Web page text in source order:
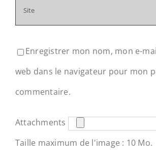
Enregistrer mon nom, mon e-
web dans le navigateur pour mon
commentaire.
Attachments
Taille maximum de l'image : 10 Mo.